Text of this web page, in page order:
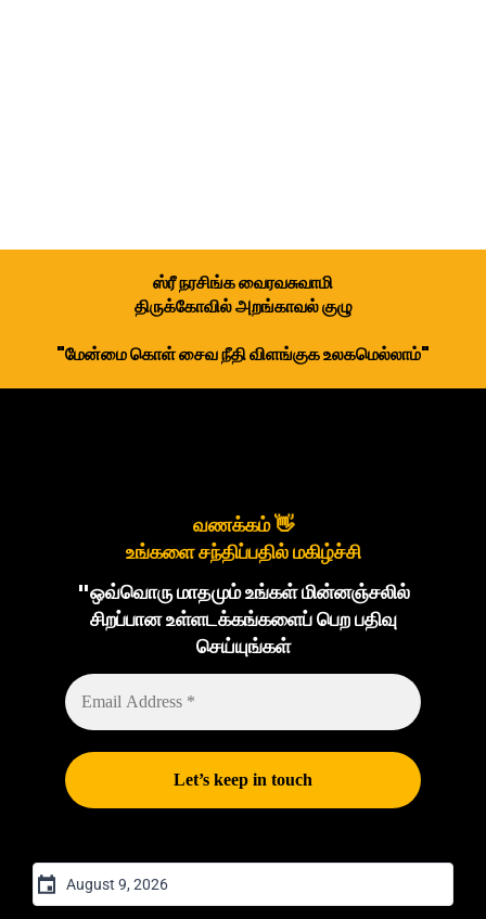
ஸ்ரீ நரசிங்க வைரவசுவாமி
திருக்கோவில் அறங்காவல் குழு
"மேன்மை கொள் சைவ நீதி விளங்குக உலகமெல்லாம்"
வணக்கம் 👋
உங்களை சந்திப்பதில் மகிழ்ச்சி
"ஒவ்வொரு மாதமும் உங்கள் மின்னஞ்சலில்
சிறப்பான உள்ளடக்கங்களைப் பெற பதிவு
செய்யுங்கள்